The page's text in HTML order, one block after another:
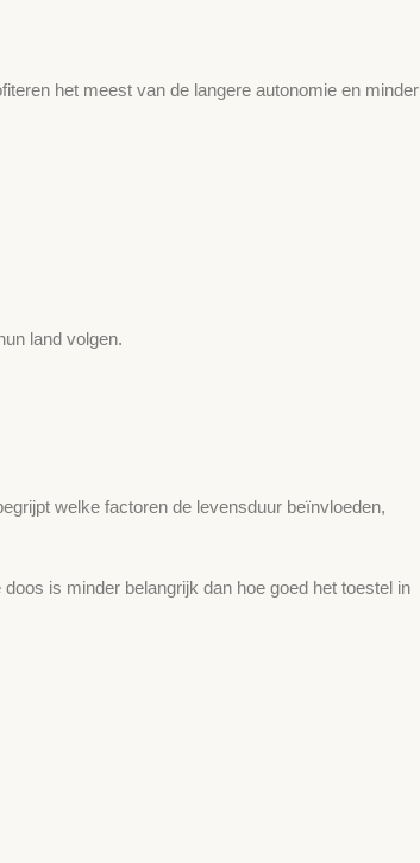
het meest van de langere autonomie en minder
land volgen.
welke factoren de levensduur beïnvloeden,
is minder belangrijk dan hoe goed het toestel in